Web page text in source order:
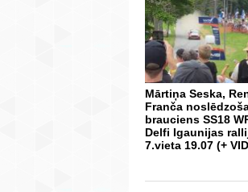
Mārtiņa Seska,
Franča
brauciens SS18
Delfi Igaunijas
7.vieta 19.07 (+